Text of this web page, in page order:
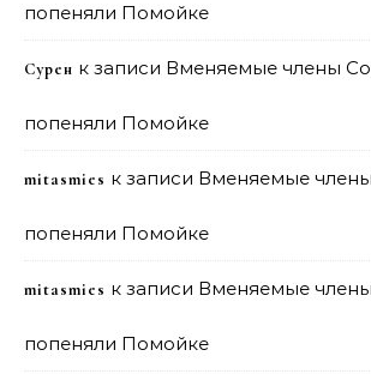
попеняли Помойке
Сурен к записи Вменяемые члены
попеняли Помойке
mitasmies к записи Вменяемые
попеняли Помойке
mitasmies к записи Вменяемые
попеняли Помойке